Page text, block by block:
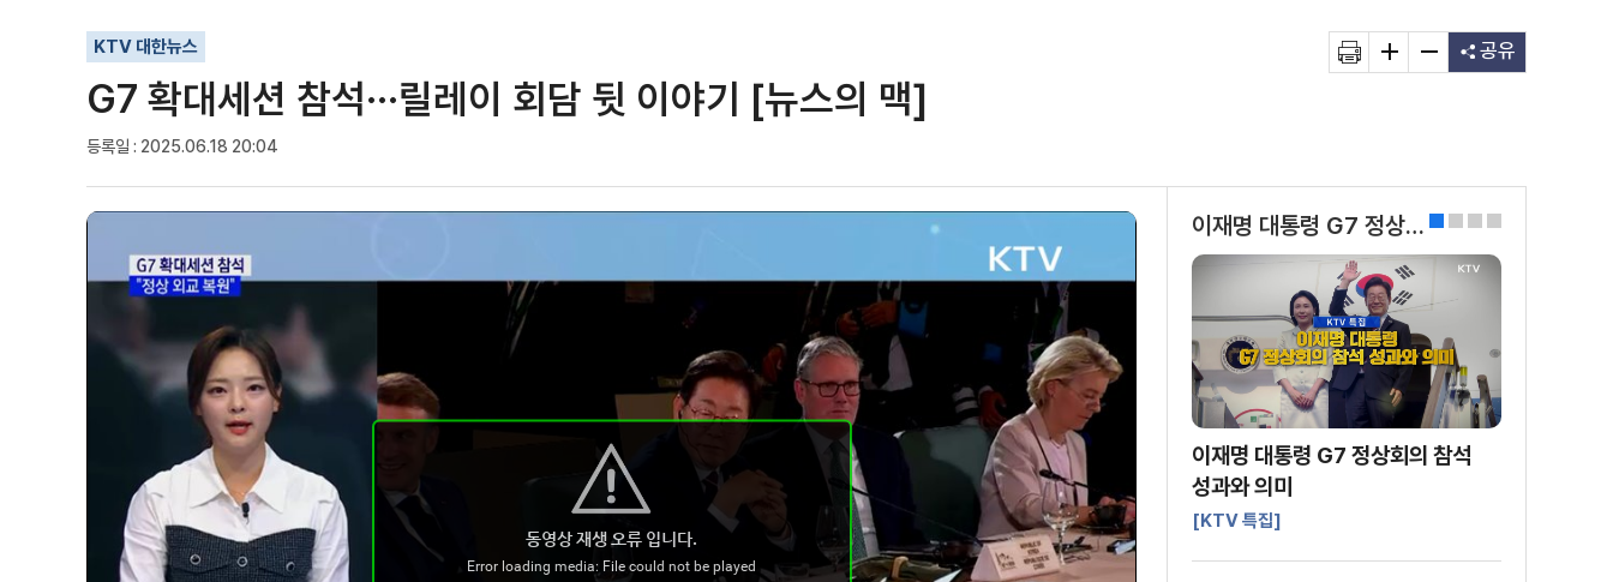
KTV 대한뉴스
G7 확대세션 참석···릴레이 회담 뒷 이야기 [뉴스의 맥]
등록일 : 2025.06.18 20:04
기사인쇄
글자확대
글자축소 공유
이재명 대통령 G7 정상회의 참석 0
1
2
3
이재명 대통령 G7 정상회의 참석
성과와 의미
[KTV 특집]